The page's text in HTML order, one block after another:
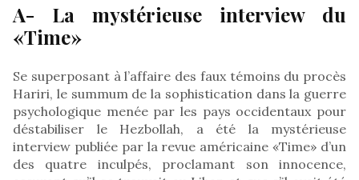
A- La mystérieuse interview du
«Time»
Se superposant à l’affaire des faux témoins du procès
Hariri, le summum de la sophistication dans la guerre
psychologique menée par les pays occidentaux pour
déstabiliser le Hezbollah, a été la mystérieuse
interview publiée par la revue américaine «Time» d’un
des quatre inculpés, proclamant son innocence,